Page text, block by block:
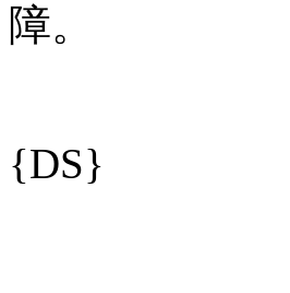
障。
{DS}